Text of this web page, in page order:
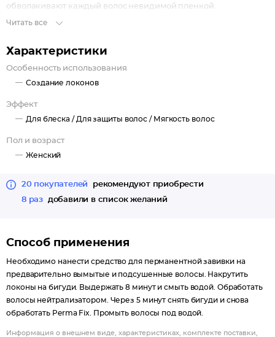
обволакивают каждый волос невидимой пленкой.
Читать все
Характеристики
Особенность использования
Создание локонов
Эффект
Для блеска / Для защиты волос / Мягкость волос
Пол и возраст
Женский
20 покупателей
рекомендуют приобрести
8 раз
добавили в список желаний
Способ применения
Необходимо нанести средство для перманентной завивки на
предварительно вымытые и подсушенные волосы. Накрутить
локоны на бигуди. Выдержать 8 минут и смыть водой. Обработать
волосы нейтрализатором. Через 5 минут снять бигуди и снова
обработать Perma Fix. Промыть волосы под водой.
Информация о внешнем виде, характеристиках, комплекте поставки,